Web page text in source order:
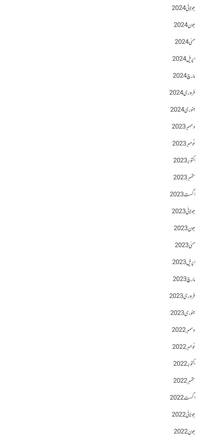
جولائی 2024
جون 2024
مئی 2024
اپریل 2024
مارچ 2024
فروری 2024
جنوری 2024
دسمبر 2023
نومبر 2023
اکتوبر 2023
ستمبر 2023
اگست 2023
جولائی 2023
جون 2023
مئی 2023
اپریل 2023
مارچ 2023
فروری 2023
جنوری 2023
دسمبر 2022
نومبر 2022
اکتوبر 2022
ستمبر 2022
اگست 2022
جولائی 2022
جون 2022